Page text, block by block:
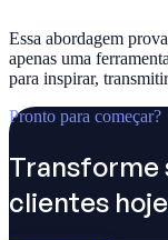
Essa abordagem
apenas uma
para inspirar,
Pronto para começar?
Transforme
clientes